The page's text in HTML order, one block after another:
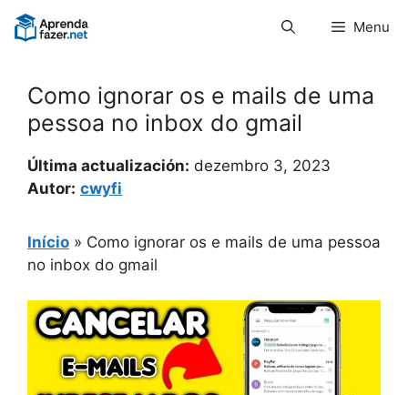
Pular
para
Menu
Como ignorar os e mails de uma
pessoa no inbox do gmail
Última actualización: dezembro 3, 2023
Autor: cwyfi
Início » Como ignorar os e mails de uma pessoa
no inbox do gmail